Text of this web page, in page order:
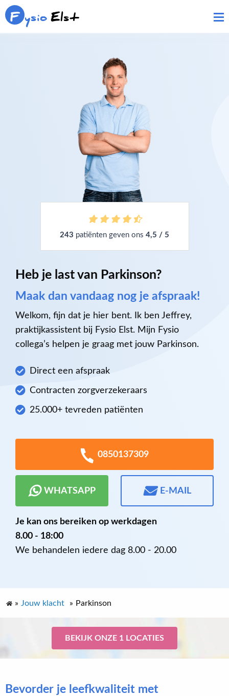
F ysioElst
243 patiënten geven ons 4,5 / 5
Heb je last van Parkinson?
Maak dan vandaag nog je afspraak!
Welkom, fijn dat je hier bent. Ik ben Jeffrey,
praktijkassistent bij Fysio Elst. Mijn Fysio
collega’s helpen je graag met jouw Parkinson.
Direct een afspraak
Contracten zorgverzekeraars
25.000+ tevreden patiënten
0850137309
WHATSAPP E-MAIL
Je kan ons bereiken op werkdagen
8.00 - 18:00
We behandelen iedere dag 8.00 - 20.00
» Jouw klacht » Parkinson
BEKIJK ONZE 1 LOCATIES
Bevorder je leefkwaliteit met